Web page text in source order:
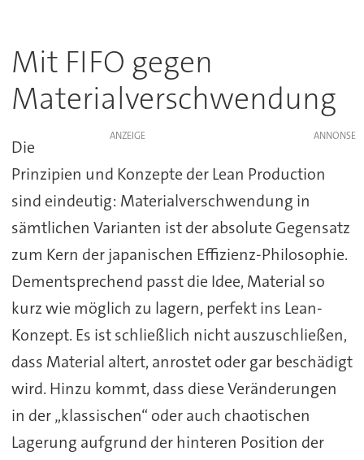
Mit FIFO gegen
Materialverschwendung
ANZEIGE
Die
Prinzipien und Konzepte der Lean Production
sind eindeutig: Materialverschwendung in
sämtlichen Varianten ist der absolute Gegensatz
zum Kern der japanischen Effizienz-Philosophie.
Dementsprechend passt die Idee, Material so
kurz wie möglich zu lagern, perfekt ins Lean-
Konzept. Es ist schließlich nicht auszuschließen,
dass Material altert, anrostet oder gar beschädigt
wird. Hinzu kommt, dass diese Veränderungen
in der „klassischen“ oder auch chaotischen
Lagerung aufgrund der hinteren Position der